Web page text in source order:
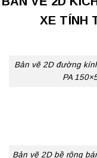
XE TÍNH
Bản vẽ 2D đường
PA
Bản vẽ 2D bề rộng